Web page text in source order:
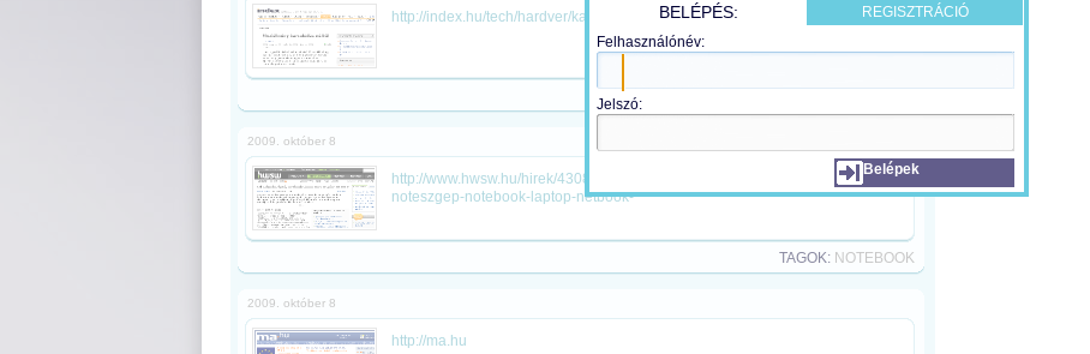
http://index.hu/tech/hardver/kac081208/
2009. október 8
http://www.hwsw.hu/hirek/43083/acer-aspire-1810tz-ultrahordozhato-
noteszgep-notebook-laptop-netbook-
TAGOK: NOTEBOOK
2009. október 8
http://ma.hu
BELÉPÉS:
Felhasználónév:
Jelszó:
Belépek
REGISZTRÁCIÓ